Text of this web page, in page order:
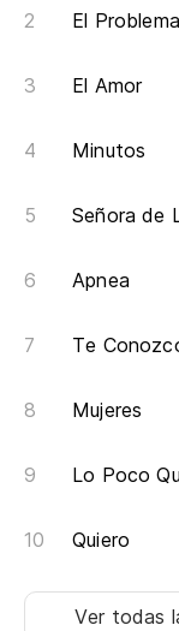
El Problema
El Amor
Minutos
Señora de
Apnea
Te
Mujeres
Lo Poco
Quiero
Ver todas